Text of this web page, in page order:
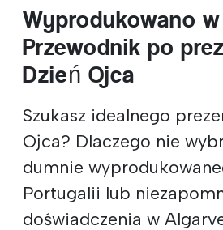
Wyprodukowano
Przewodnik po
Dzień Ojca
Szukasz idealnego
Ojca? Dlaczego nie
dumnie
Portugalii lub
doświadczenia w